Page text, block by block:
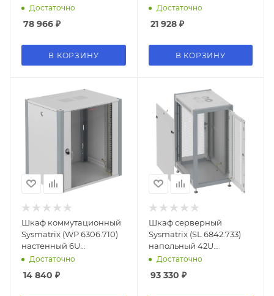
600x1000мм
задн.дв.стал.лист 2
закл.гайки 1030кг серый
855мм 116.3кг 180град.
Достаточно
78 966 ₽
В КОРЗИНУ
600x520мм пер.дв.стекл
180град. 610мм
Достаточно
21 928₽
В КОРЗИНУ
Шкаф коммутационный
Sysmatrix (WP 6306.710)
настенный 6U
600x350мм пер.дв.стекл
315мм IP20 металл
Достаточно
14 840 ₽
Шкаф серверный
Sysmatrix (SL 6842.733)
напольный 42U
600x800мм
задн.дв.перфор. 800кг
Достаточно
93 330 ₽